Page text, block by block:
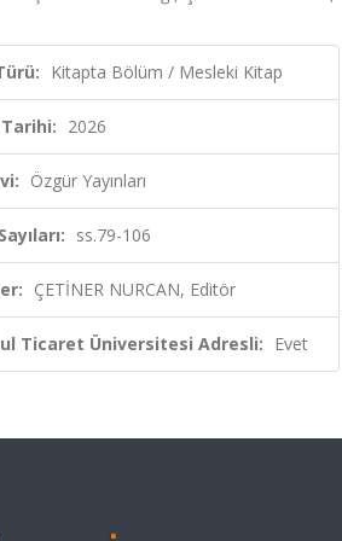
Kitapta Bölüm / Mesleki Kitap
Tarihi: 2026
Özgür Yayınları
ss.79-106
ÇETİNER NURCAN, Editör
Ticaret Üniversitesi Adresli: Evet